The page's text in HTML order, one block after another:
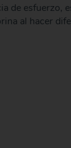
de esfuerzo,
al hacer